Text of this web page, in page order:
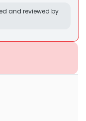
and reviewed by